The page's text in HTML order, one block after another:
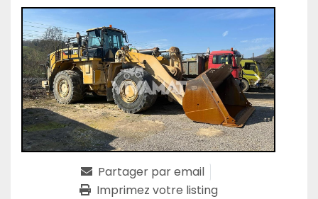
Partager par email
Imprimez votre listing